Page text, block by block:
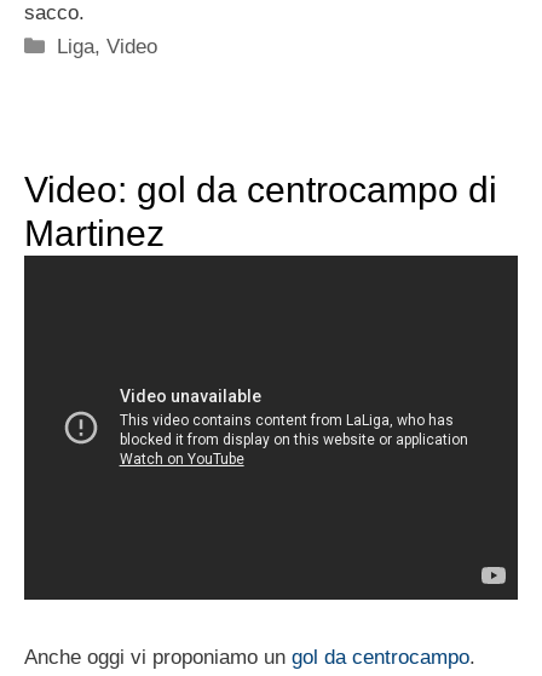
sacco.
Categorie
Liga,Video
Video: gol da centrocampo di
Martinez
Anche oggi vi proponiamo un gol da centrocampo.